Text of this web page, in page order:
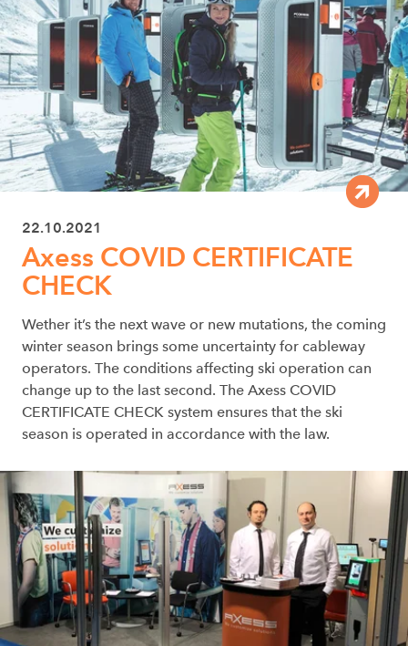
22.10.2021
Axess COVID CERTIFICATE
CHECK
Wether it’s the next wave or new mutations, the coming
winter season brings some uncertainty for cableway
operators. The conditions affecting ski operation can
change up to the last second. The Axess COVID
CERTIFICATE CHECK system ensures that the ski
season is operated in accordance with the law.